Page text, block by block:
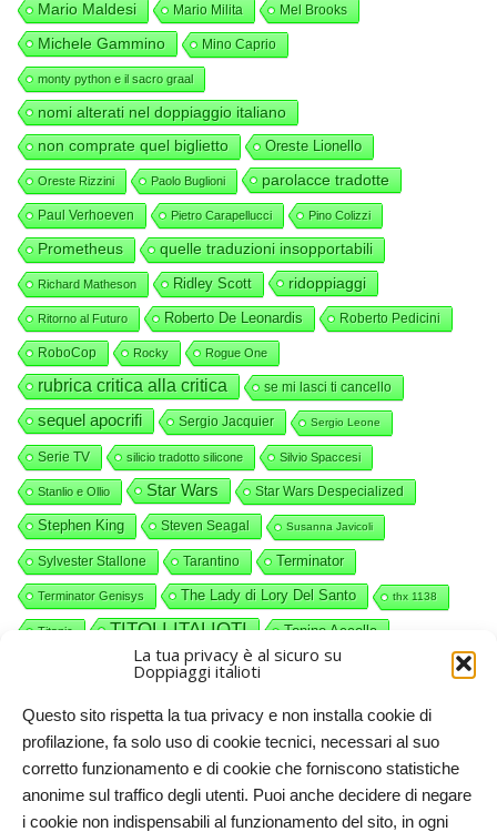
La tua privacy è al sicuro su
Doppiaggi italioti
Questo sito rispetta la tua privacy e non installa cookie di
profilazione, fa solo uso di cookie tecnici, necessari al suo
corretto funzionamento e di cookie che forniscono statistiche
anonime sul traffico degli utenti. Puoi anche decidere di negare
i cookie non indispensabili al funzionamento del sito, in ogni
Mario Maldesi Mario Milita Mel Brooks
Michele Gammino Mino Caprio
monty python e il sacro graal
nomi alterati nel doppiaggio italiano
non comprate quel biglietto Oreste Lionello
Oreste Rizzini Paolo Buglioni parolacce tradotte
Paul Verhoeven Pietro Carapellucci Pino Colizzi
Prometheus quelle traduzioni insopportabili
Richard Matheson Ridley Scott ridoppiaggi
Ritorno al Futuro Roberto De Leonardis Roberto Pedicini
RoboCop Rocky Rogue One
rubrica critica alla critica se mi lasci ti cancello
sequel apocrifi Sergio Jacquier Sergio Leone
Serie TV silicio tradotto silicone Silvio Spaccesi
Stanlio e Ollio Star Wars Star Wars Despecialized
Stephen King Steven Seagal Susanna Javicoli
Sylvester Stallone Tarantino Terminator
Terminator Genisys The Lady di Lory Del Santo thx 1138
Titanic TITOLI ITALIOTI Tonino Accolla
videocommenti Willy Wonka